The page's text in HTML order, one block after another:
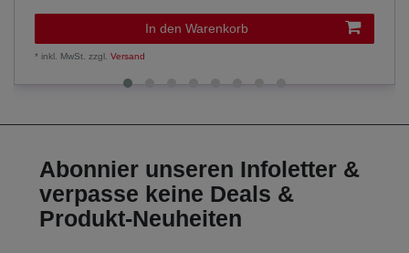
In den Warenkorb
*inkl. MwSt. zzgl.Versand
Abonnier unseren Infoletter &
verpasse keine Deals &
Produkt-Neuheiten